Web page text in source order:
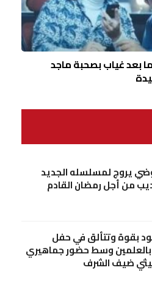
بعد غياب بصحبة ماجد
يروج لمسلسله الجديد
من أجل رمضان القادم
بقوة وتتألق في حفل
وسط حضور جماهيري
ضيف الشرف